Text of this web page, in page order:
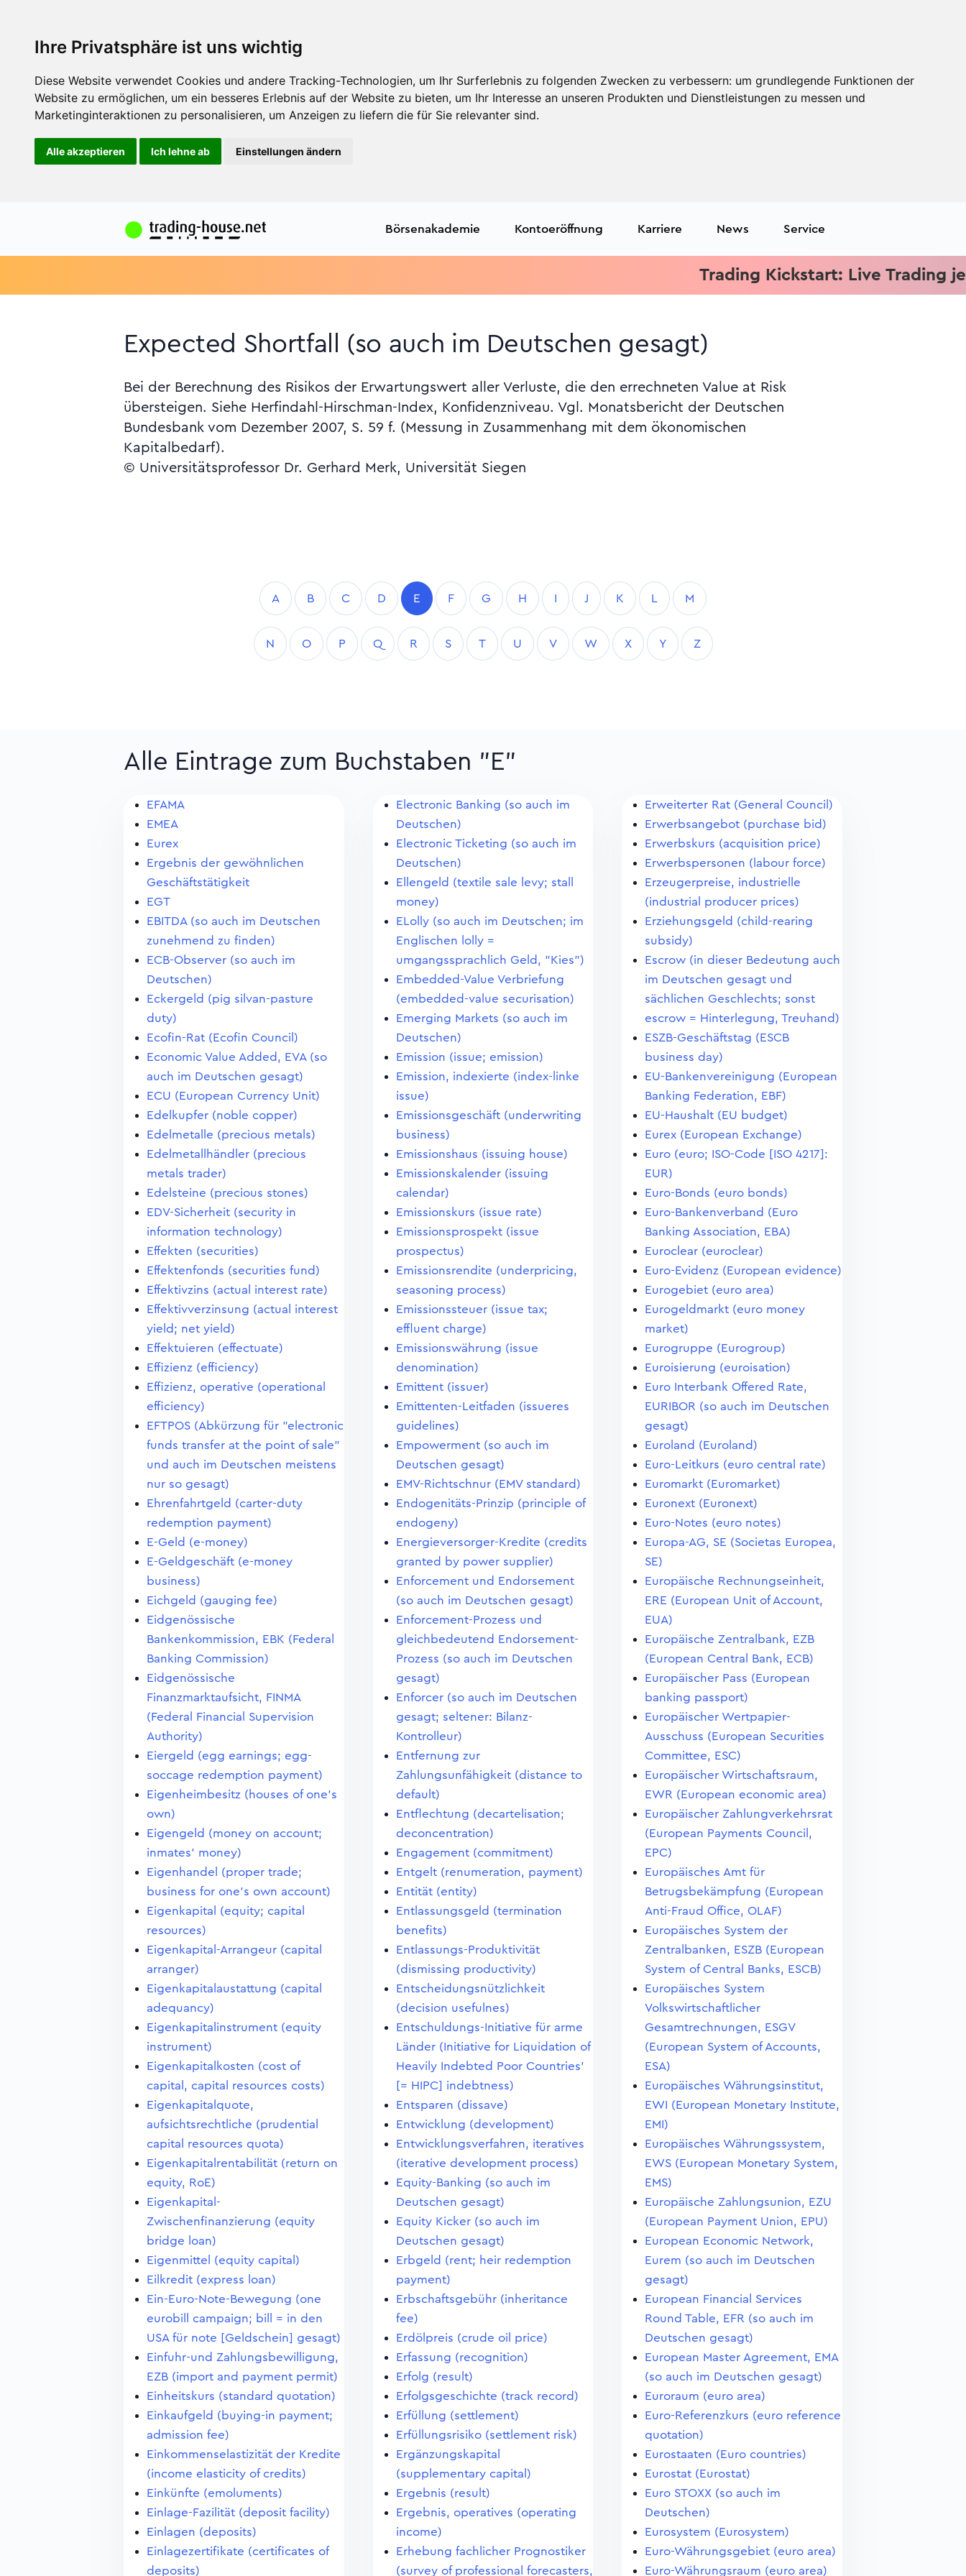
Ihre Privatsphäre ist uns wichtig
Diese Website verwendet Cookies und andere Tracking-Technologien, um Ihr Surferlebnis zu folgenden Zwecken zu verbessern: um grundlegende Funktionen der
Website zu ermöglichen, um ein besseres Erlebnis auf der Website zu bieten, um Ihr Interesse an unseren Produkten und Dienstleistungen zu messen und
Marketinginteraktionen zu personalisieren, um Anzeigen zu liefern die für Sie relevanter sind.
Alle akzeptieren Ich lehne ab Einstellungen ändern
Börsenakademie Kontoeröffnung Karriere News Service
Trading Kickstart: Live Trading jeden
Expected Shortfall (so auch im Deutschen gesagt)
Bei der Berechnung des Risikos der Erwartungswert aller Verluste, die den errechneten Value at Risk
übersteigen. Siehe Herfindahl-Hirschman-Index, Konfidenzniveau. Vgl. Monatsbericht der Deutschen
Bundesbank vom Dezember 2007, S. 59 f. (Messung in Zusammenhang mit dem ökonomischen
Kapitalbedarf).
© Universitätsprofessor Dr. Gerhard Merk, Universität Siegen
A B C D E F G H I J K L M
N O P Q R S T U V W X Y Z
Alle Eintrage zum Buchstaben "E"
EFAMA
EMEA
Eurex
Ergebnis der gewöhnlichen
Geschäftstätigkeit
EGT
EBITDA (so auch im Deutschen
zunehmend zu finden)
ECB-Observer (so auch im
Deutschen)
Eckergeld (pig silvan-pasture
duty)
Ecofin-Rat (Ecofin Council)
Economic Value Added, EVA (so
auch im Deutschen gesagt)
ECU (European Currency Unit)
Edelkupfer (noble copper)
Edelmetalle (precious metals)
Edelmetallhändler (precious
metals trader)
Edelsteine (precious stones)
EDV-Sicherheit (security in
information technology)
Effekten (securities)
Effektenfonds (securities fund)
Effektivzins (actual interest rate)
Effektivverzinsung (actual interest
yield; net yield)
Effektuieren (effectuate)
Effizienz (efficiency)
Effizienz, operative (operational
efficiency)
EFTPOS (Abkürzung für "electronic
funds transfer at the point of sale"
und auch im Deutschen meistens
nur so gesagt)
Ehrenfahrtgeld (carter-duty
redemption payment)
E-Geld (e-money)
E-Geldgeschäft (e-money
business)
Eichgeld (gauging fee)
Eidgenössische
Bankenkommission, EBK (Federal
Banking Commission)
Eidgenössische
Finanzmarktaufsicht, FINMA
(Federal Financial Supervision
Authority)
Eiergeld (egg earnings; egg-
soccage redemption payment)
Eigenheimbesitz (houses of one's
own)
Eigengeld (money on account;
inmates' money)
Eigenhandel (proper trade;
business for one's own account)
Eigenkapital (equity; capital
resources)
Eigenkapital-Arrangeur (capital
arranger)
Eigenkapitalaustattung (capital
adequancy)
Eigenkapitalinstrument (equity
instrument)
Eigenkapitalkosten (cost of
capital, capital resources costs)
Eigenkapitalquote,
aufsichtsrechtliche (prudential
capital resources quota)
Eigenkapitalrentabilität (return on
equity, RoE)
Eigenkapital-
Zwischenfinanzierung (equity
bridge loan)
Eigenmittel (equity capital)
Eilkredit (express loan)
Ein-Euro-Note-Bewegung (one
eurobill campaign; bill = in den
USA für note [Geldschein] gesagt)
Einfuhr-und Zahlungsbewilligung,
EZB (import and payment permit)
Einheitskurs (standard quotation)
Einkaufgeld (buying-in payment;
admission fee)
Einkommenselastizität der Kredite
(income elasticity of credits)
Einkünfte (emoluments)
Einlage-Fazilität (deposit facility)
Einlagen (deposits)
Einlagezertifikate (certificates of
deposits)
Electronic Banking (so auch im
Deutschen)
Electronic Ticketing (so auch im
Deutschen)
Ellengeld (textile sale levy; stall
money)
ELolly (so auch im Deutschen; im
Englischen lolly =
umgangssprachlich Geld, "Kies")
Embedded-Value Verbriefung
(embedded-value securisation)
Emerging Markets (so auch im
Deutschen)
Emission (issue; emission)
Emission, indexierte (index-linke
issue)
Emissionsgeschäft (underwriting
business)
Emissionshaus (issuing house)
Emissionskalender (issuing
calendar)
Emissionskurs (issue rate)
Emissionsprospekt (issue
prospectus)
Emissionsrendite (underpricing,
seasoning process)
Emissionssteuer (issue tax;
effluent charge)
Emissionswährung (issue
denomination)
Emittent (issuer)
Emittenten-Leitfaden (issueres
guidelines)
Empowerment (so auch im
Deutschen gesagt)
EMV-Richtschnur (EMV standard)
Endogenitäts-Prinzip (principle of
endogeny)
Energieversorger-Kredite (credits
granted by power supplier)
Enforcement und Endorsement
(so auch im Deutschen gesagt)
Enforcement-Prozess und
gleichbedeutend Endorsement-
Prozess (so auch im Deutschen
gesagt)
Enforcer (so auch im Deutschen
gesagt; seltener: Bilanz-
Kontrolleur)
Entfernung zur
Zahlungsunfähigkeit (distance to
default)
Entflechtung (decartelisation;
deconcentration)
Engagement (commitment)
Entgelt (renumeration, payment)
Entität (entity)
Entlassungsgeld (termination
benefits)
Entlassungs-Produktivität
(dismissing productivity)
Entscheidungsnützlichkeit
(decision usefulnes)
Entschuldungs-Initiative für arme
Länder (Initiative for Liquidation of
Heavily Indebted Poor Countries'
[= HIPC] indebtness)
Entsparen (dissave)
Entwicklung (development)
Entwicklungsverfahren, iteratives
(iterative development process)
Equity-Banking (so auch im
Deutschen gesagt)
Equity Kicker (so auch im
Deutschen gesagt)
Erbgeld (rent; heir redemption
payment)
Erbschaftsgebühr (inheritance
fee)
Erdölpreis (crude oil price)
Erfassung (recognition)
Erfolg (result)
Erfolgsgeschichte (track record)
Erfüllung (settlement)
Erfüllungsrisiko (settlement risk)
Ergänzungskapital
(supplementary capital)
Ergebnis (result)
Ergebnis, operatives (operating
income)
Erhebung fachlicher Prognostiker
(survey of professional forecasters,
Erweiterter Rat (General Council)
Erwerbsangebot (purchase bid)
Erwerbskurs (acquisition price)
Erwerbspersonen (labour force)
Erzeugerpreise, industrielle
(industrial producer prices)
Erziehungsgeld (child-rearing
subsidy)
Escrow (in dieser Bedeutung auch
im Deutschen gesagt und
sächlichen Geschlechts; sonst
escrow = Hinterlegung, Treuhand)
ESZB-Geschäftstag (ESCB
business day)
EU-Bankenvereinigung (European
Banking Federation, EBF)
EU-Haushalt (EU budget)
Eurex (European Exchange)
Euro (euro; ISO-Code [ISO 4217]:
EUR)
Euro-Bonds (euro bonds)
Euro-Bankenverband (Euro
Banking Association, EBA)
Euroclear (euroclear)
Euro-Evidenz (European evidence)
Eurogebiet (euro area)
Eurogeldmarkt (euro money
market)
Eurogruppe (Eurogroup)
Euroisierung (euroisation)
Euro Interbank Offered Rate,
EURIBOR (so auch im Deutschen
gesagt)
Euroland (Euroland)
Euro-Leitkurs (euro central rate)
Euromarkt (Euromarket)
Euronext (Euronext)
Euro-Notes (euro notes)
Europa-AG, SE (Societas Europea,
SE)
Europäische Rechnungseinheit,
ERE (European Unit of Account,
EUA)
Europäische Zentralbank, EZB
(European Central Bank, ECB)
Europäischer Pass (European
banking passport)
Europäischer Wertpapier-
Ausschuss (European Securities
Committee, ESC)
Europäischer Wirtschaftsraum,
EWR (European economic area)
Europäischer Zahlungverkehrsrat
(European Payments Council,
EPC)
Europäisches Amt für
Betrugsbekämpfung (European
Anti-Fraud Office, OLAF)
Europäisches System der
Zentralbanken, ESZB (European
System of Central Banks, ESCB)
Europäisches System
Volkswirtschaftlicher
Gesamtrechnungen, ESGV
(European System of Accounts,
ESA)
Europäisches Währungsinstitut,
EWI (European Monetary Institute,
EMI)
Europäisches Währungssystem,
EWS (European Monetary System,
EMS)
Europäische Zahlungsunion, EZU
(European Payment Union, EPU)
European Economic Network,
Eurem (so auch im Deutschen
gesagt)
European Financial Services
Round Table, EFR (so auch im
Deutschen gesagt)
European Master Agreement, EMA
(so auch im Deutschen gesagt)
Euroraum (euro area)
Euro-Referenzkurs (euro reference
quotation)
Eurostaaten (Euro countries)
Eurostat (Eurostat)
Euro STOXX (so auch im
Deutschen)
Eurosystem (Eurosystem)
Euro-Währungsgebiet (euro area)
Euro-Währungsraum (euro area)